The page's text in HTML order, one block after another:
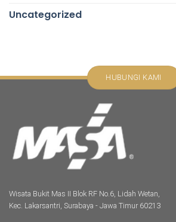
Uncategorized
Wisata Bukit Mas II Blok RF No.6, Lidah Wetan,
Kec. Lakarsantri, Surabaya - Jawa Timur 60213
HUBUNGI KAMI